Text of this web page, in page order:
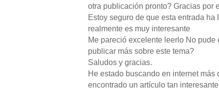
otra publicación pronto? Gracias por
Estoy seguro de que esta entrada
realmente es muy interesante
Me pareció excelente leerlo No
publicar más sobre este tema?
Saludos y gracias.
He estado buscando en internet más
encontrado un artículo tan